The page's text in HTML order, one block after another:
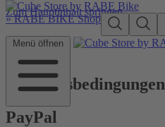
Zum Hauptinhalt springen
»RABE BIKE Shop
Menü öffnen
Zahlungsbedingungen
PayPal